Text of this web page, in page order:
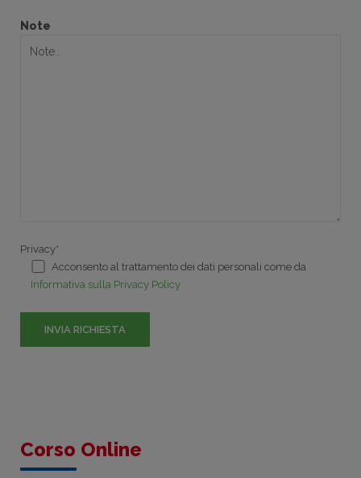
Note
Privacy*
Acconsento al trattamento dei dati personali come da
Informativa sulla Privacy Policy
Corso Online